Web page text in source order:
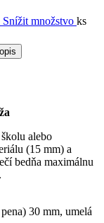
Snížit množstvo ks
alebo
(15 mm) a
bedňa maximálnu
30 mm, umelá